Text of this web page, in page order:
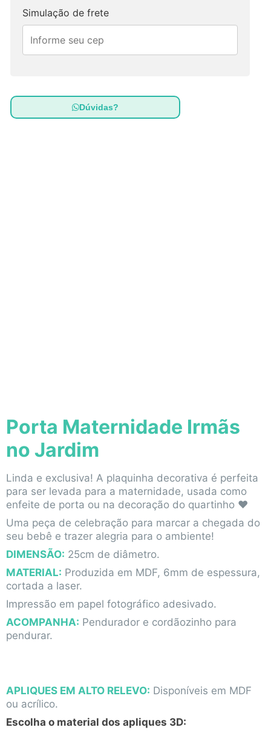
Simulação de frete
Dúvidas?
Porta Maternidade Irmãs
no Jardim
Linda e exclusiva! A plaquinha decorativa é perfeita
para ser levada para a maternidade, usada como
enfeite de porta ou na decoração do quartinho ♥
Uma peça de celebração para marcar a chegada do
seu bebê e trazer alegria para o ambiente!
DIMENSÃO: 25cm de diâmetro.
MATERIAL: Produzida em MDF, 6mm de espessura,
cortada a laser.
Impressão em papel fotográfico adesivado.
ACOMPANHA: Pendurador e cordãozinho para
pendurar.
APLIQUES EM ALTO RELEVO: Disponíveis em MDF
ou acrílico.
Escolha o material dos apliques 3D: